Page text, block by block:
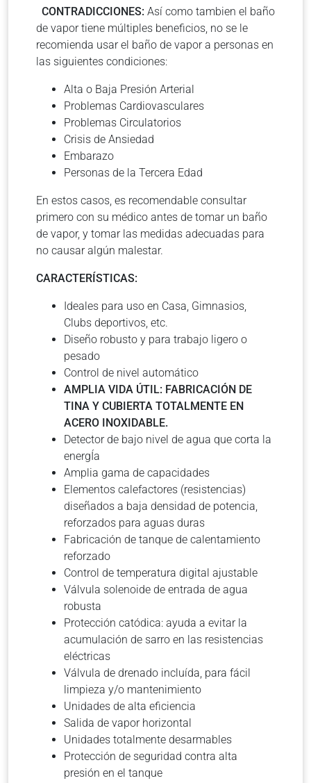
CONTRADICCIONES: Así como tambien el baño
de vapor tiene múltiples beneficios, no se le
recomienda usar el baño de vapor a personas en
las siguientes condiciones:
Alta o Baja Presión Arterial
Problemas Cardiovasculares
Problemas Circulatorios
Crisis de Ansiedad
Embarazo
Personas de la Tercera Edad
En estos casos, es recomendable consultar
primero con su médico antes de tomar un baño
de vapor, y tomar las medidas adecuadas para
no causar algún malestar.
CARACTERÍSTICAS:
Ideales para uso en Casa, Gimnasios,
Clubs deportivos, etc.
Diseño robusto y para trabajo ligero o
pesado
Control de nivel automático
AMPLIA VIDA ÚTIL: FABRICACIÓN DE
TINA Y CUBIERTA TOTALMENTE EN
ACERO INOXIDABLE.
Detector de bajo nivel de agua que corta la
energÍa
Amplia gama de capacidades
Elementos calefactores (resistencias)
diseñados a baja densidad de potencia,
reforzados para aguas duras
Fabricación de tanque de calentamiento
reforzado
Control de temperatura digital ajustable
Válvula solenoide de entrada de agua
robusta
Protección catódica: ayuda a evitar la
acumulación de sarro en las resistencias
eléctricas
Válvula de drenado incluída, para fácil
limpieza y/o mantenimiento
Unidades de alta eficiencia
Salida de vapor horizontal
Unidades totalmente desarmables
Protección de seguridad contra alta
presión en el tanque